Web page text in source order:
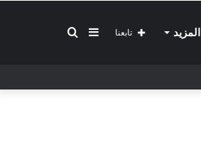
المزيد بحثإضافة تابعنا